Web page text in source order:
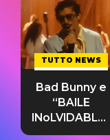
TUTTO NEWS
Bad Bunny e
“BAILE
INoLVIDABLE”:
testo,